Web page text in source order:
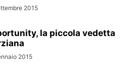
2015
la piccola vedetta
2015